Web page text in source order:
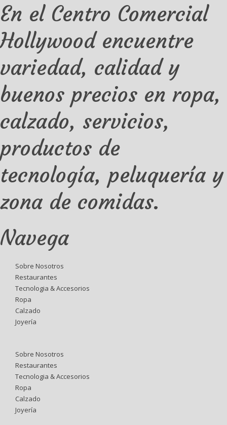
En el Centro Comercial
Hollywood encuentre
variedad, calidad y
buenos precios en ropa,
calzado, servicios,
productos de
tecnología, peluquería y
zona de comidas.
Navega
Sobre Nosotros
Restaurantes
Tecnologia & Accesorios
Ropa
Calzado
Joyería
Sobre Nosotros
Restaurantes
Tecnologia & Accesorios
Ropa
Calzado
Joyería